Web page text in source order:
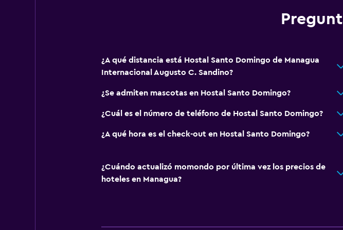
¿A qué distancia está Hostal Santo Domingo de Managua
Internacional Augusto C. Sandino?
¿Se admiten mascotas en Hostal Santo Domingo?
¿Cuál es el número de teléfono de Hostal Santo Domingo?
¿A qué hora es el check-out en Hostal Santo Domingo?
¿Cuándo actualizó momondo por última vez los precios de
hoteles en Managua?